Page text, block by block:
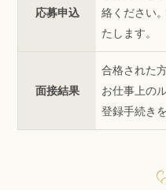
応募申込
絡ください
たします。
面接結果
合格された
お仕事上の
登録手続き